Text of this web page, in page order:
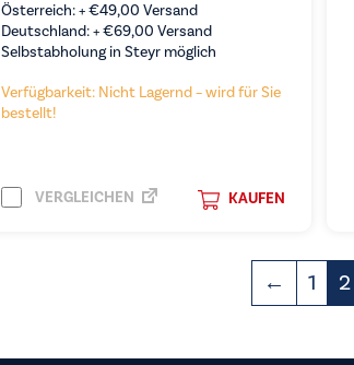
Österreich: +€49,00 Versand
Deutschland: +€69,00 Versand
Selbstabholung in Steyr möglich
Verfügbarkeit: Nicht Lagernd – wird für Sie
bestellt!
KAUFEN
VERGLEICHEN
← 1 2